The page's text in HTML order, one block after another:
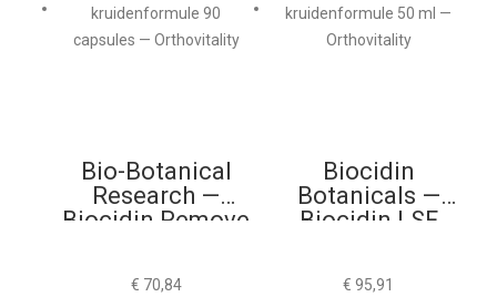
Bio-Botanical
Research —
Biocidin Remove
€ 70,84
Biocidin
Botanicals —
Biocidin LSF
€ 95,91